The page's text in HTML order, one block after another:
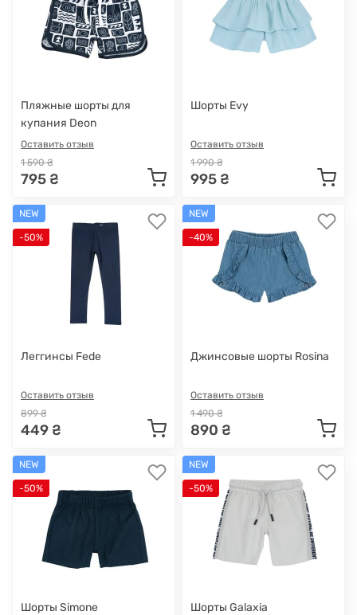
Пляжные шорты для
купания Deon
Оставить отзыв
1 590 ₴
795 ₴
Шорты Evy
Оставить отзыв
1 990 ₴
995 ₴
NEW
-50%
Леггинсы Fede
Оставить отзыв
899 ₴
449 ₴
NEW
-40%
Джинсовые шорты Rosina
Оставить отзыв
1 490 ₴
890 ₴
NEW
-50%
Шорты Simone
NEW
-50%
Шорты Galaxia